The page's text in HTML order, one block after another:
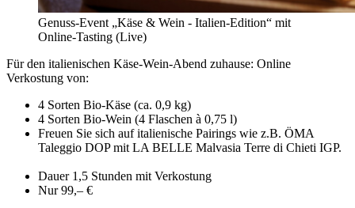
Genuss-Event „Käse & Wein - Italien-Edition“ mit
Online-Tasting (Live)
Für den italienischen Käse-Wein-Abend zuhause: Online
Verkostung von:
4 Sorten Bio-Käse (ca. 0,9 kg)
4 Sorten Bio-Wein (4 Flaschen à 0,75 l)
Freuen Sie sich auf italienische Pairings wie z.B. ÖMA
Taleggio DOP mit LA BELLE Malvasia Terre di Chieti IGP.
Dauer 1,5 Stunden mit Verkostung
Nur 99,– €